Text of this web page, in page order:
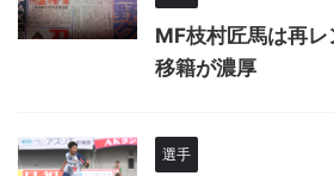
MF枝村匠馬は再
移籍が濃厚
選手